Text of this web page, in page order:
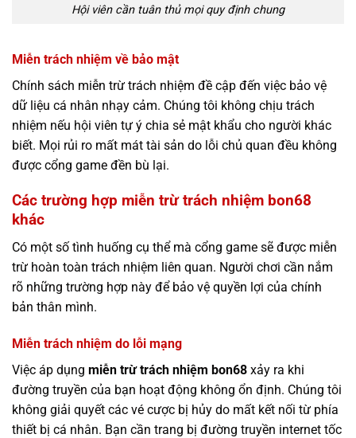
Hội viên cần tuân thủ mọi quy định chung
Miễn trách nhiệm về bảo mật
Chính sách miễn trừ trách nhiệm đề cập đến việc bảo vệ
dữ liệu cá nhân nhạy cảm. Chúng tôi không chịu trách
nhiệm nếu hội viên tự ý chia sẻ mật khẩu cho người khác
biết. Mọi rủi ro mất mát tài sản do lỗi chủ quan đều không
được cổng game đền bù lại.
Các trường hợp miễn trừ trách nhiệm bon68
khác
Có một số tình huống cụ thể mà cổng game sẽ được miễn
trừ hoàn toàn trách nhiệm liên quan. Người chơi cần nắm
rõ những trường hợp này để bảo vệ quyền lợi của chính
bản thân mình.
Miễn trách nhiệm do lỗi mạng
Việc áp dụng miễn trừ trách nhiệm bon68 xảy ra khi
đường truyền của bạn hoạt động không ổn định. Chúng tôi
không giải quyết các vé cược bị hủy do mất kết nối từ phía
thiết bị cá nhân. Bạn cần trang bị đường truyền internet tốc